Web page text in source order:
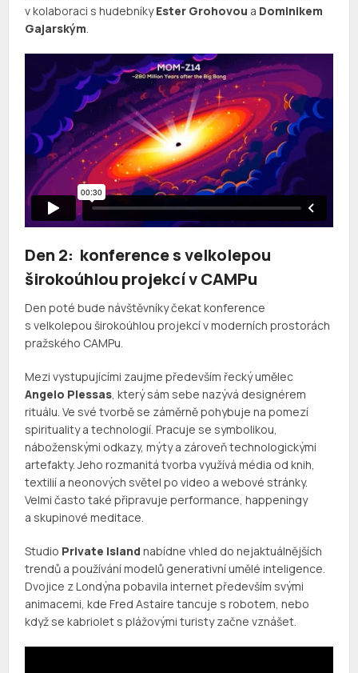
v kolaboraci s hudebníkyEster Grohovou a Dominikem
Gajarským.
Den 2: konference s velkolepou
širokoúhlou projekcí v CAMPu
Den poté bude návštěvníky čekat konference
s velkolepou širokoúhlou projekcí v moderních prostorách
pražského CAMPu.
Mezi vystupujícími zaujme především řecký umělec
Angelo Plessas, který sám sebe nazývá designérem
rituálu. Ve své tvorbě se záměrně pohybuje na pomezí
spirituality a technologií. Pracuje se symbolikou,
náboženskými odkazy, mýty a zároveň technologickými
artefakty. Jeho rozmanitá tvorba využívá média od knih,
textilií a neonových světel po video a webové stránky.
Velmi často také připravuje performance, happeningy
a skupinové meditace.
Studio Private Island nabídne vhled do nejaktuálnějších
trendů a používání modelů generativní umělé inteligence.
Dvojice z Londýna pobavila internet především svými
animacemi, kde Fred Astaire tancuje s robotem, nebo
když se kabriolet s plážovými turisty začne vznášet.